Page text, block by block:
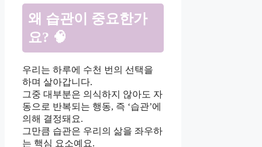
왜 습관이 중요한가
요? 🧠
우리는 하루에 수천 번의 선택을
하며 살아갑니다.
그중 대부분은 의식하지 않아도 자
동으로 반복되는 행동, 즉 ‘습관’에
의해 결정돼요.
그만큼 습관은 우리의 삶을 좌우하
는 핵심 요소예요.